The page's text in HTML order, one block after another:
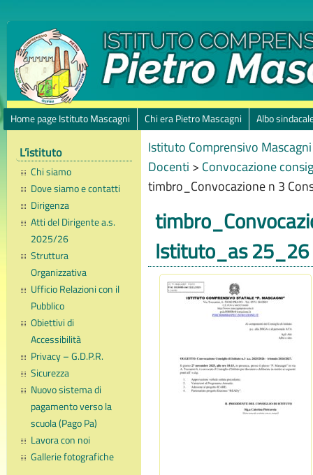
Home page Istituto Mascagni Chi era Pietro Mascagni Albo
L’istituto
Chi siamo
Dove siamo e contatti
Dirigenza
Atti del Dirigente a.s.
2025/26
Struttura
Organizzativa
Ufficio Relazioni con il
Pubblico
Obiettivi di
Accessibilità
Privacy – G.D.P.R.
Sicurezza
Nuovo sistema di
pagamento verso la
scuola (Pago Pa)
Lavora con noi
Gallerie fotografiche
Istituto Comprensivo
Docenti > Convocazione
timbro_Convocazione n 3
Istituto_as 25_26